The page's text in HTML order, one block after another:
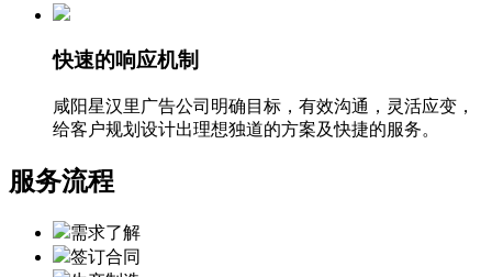
快速的响应机制
咸阳星汉里 广告公司明确目标，有效沟通，灵活应变，
给客户规划设计出理想独道的方案及快捷的服务。
服务流程
需求了解
签订合同